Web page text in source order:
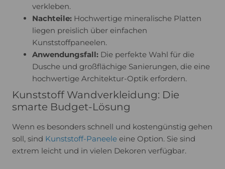
verkleben.
Nachteile: Hochwertige mineralische Platten
liegen preislich über einfachen
Kunststoffpaneelen.
Anwendungsfall: Die perfekte Wahl für die
Dusche und großflächige Sanierungen, die eine
hochwertige Architektur-Optik erfordern.
Kunststoff Wandverkleidung: Die
smarte Budget-Lösung
Wenn es besonders schnell und kostengünstig gehen
soll, sind Kunststoff-Paneele eine Option. Sie sind
extrem leicht und in vielen Dekoren verfügbar.